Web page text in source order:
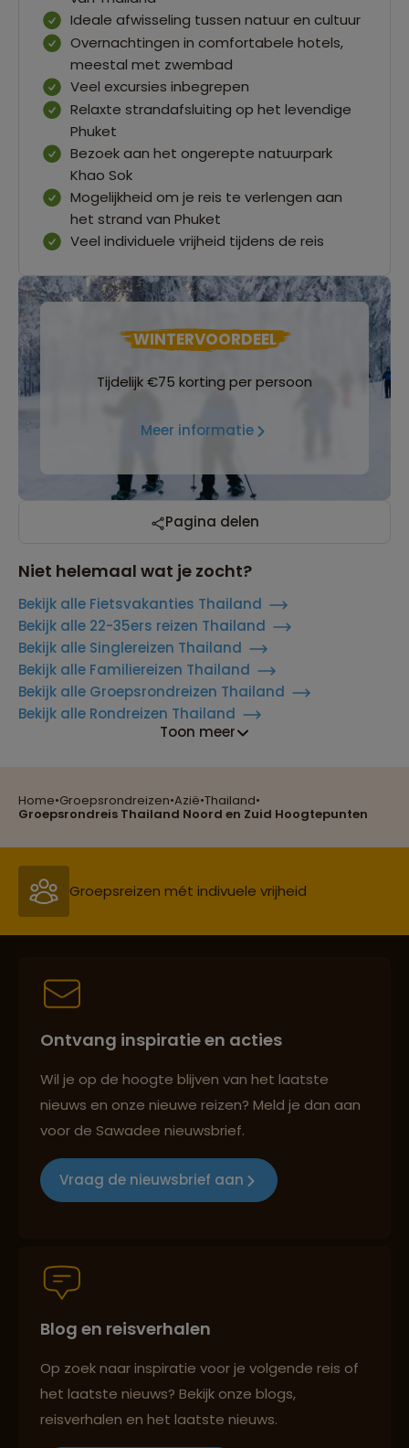
Home•Groepsrondreizen•Azië•Thailand•
Groepsrondreis Thailand Noord en Zuid Hoogtepunten
Ideale afwisseling tussen natuur en cultuur
Overnachtingen in comfortabele hotels,
meestal met zwembad
Veel excursies inbegrepen
Relaxte strandafsluiting op het levendige
Phuket
Bezoek aan het ongerepte natuurpark
Khao Sok
Mogelijkheid om je reis te verlengen aan
het strand van Phuket
Veel individuele vrijheid tijdens de reis
WINTERVOORDEEL
Tijdelijk €75 korting per persoon
Meer informatie
Pagina delen
Niet helemaal wat je zocht?
Bekijk alle Fietsvakanties Thailand
Bekijk alle 22-35ers reizen Thailand
Bekijk alle Singlereizen Thailand
Bekijk alle Familiereizen Thailand
Bekijk alle Groepsrondreizen Thailand
Bekijk alle Rondreizen Thailand
Toon meer
Reizen met oog voor mens, cultuur en milieu
Groepsreizen mét indivuele vrijheid
Persoonlijk en deskundig reisadvies
Reizen met oog voor mens, cultuur en milieu
Persoonlijk en deskundig reisadvies
Best beoordeelde reisroutes
Ontvang inspiratie en acties
Wil je op de hoogte blijven van het laatste
nieuws en onze nieuwe reizen? Meld je dan aan
voor de Sawadee nieuwsbrief.
Vraag de nieuwsbrief aan
Blog en reisverhalen
Op zoek naar inspiratie voor je volgende reis of
het laatste nieuws? Bekijk onze blogs,
reisverhalen en het laatste nieuws.